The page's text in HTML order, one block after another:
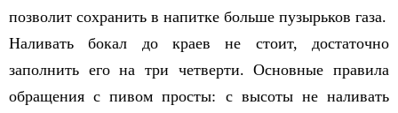
позволит сохранить в напитке больше пузырьков газа.
Наливать бокал до краев не стоит, достаточно
заполнить его на три четверти. Основные правила
обращения с пивом просты: с высоты не наливать